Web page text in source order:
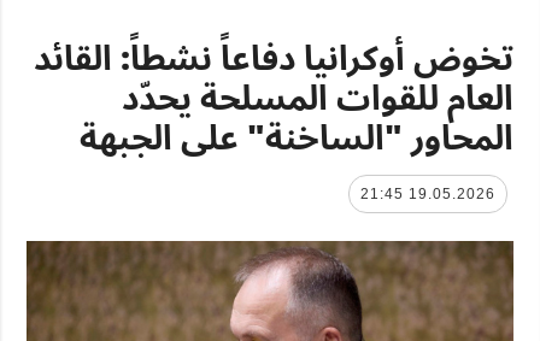
تخوض أوكرانيا دفاعاً نشطاً: القائد
العام للقوات المسلحة يحدّد
المحاور "الساخنة" على الجبهة
19.05.2026 21:45